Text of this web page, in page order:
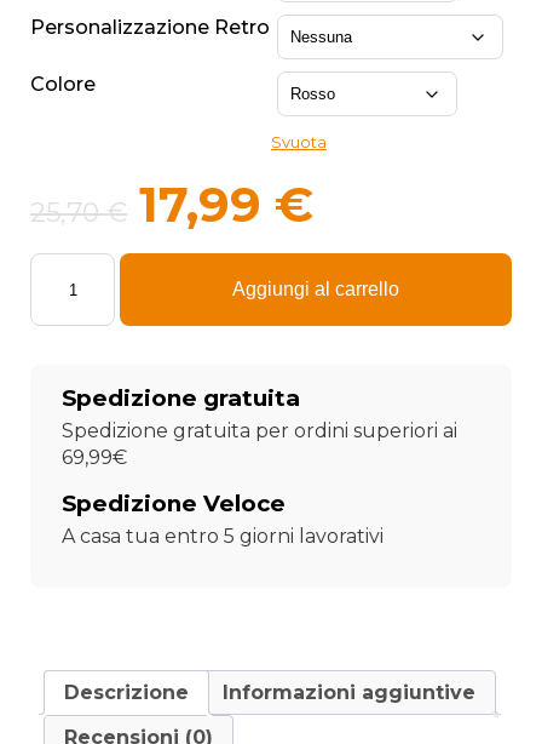
Personalizzazione Retro
Colore
Svuota
25,70€ Il
prezzo
originale
25,70 €.
17,99 €Il
prezzo
attuale
Cuscino
forma
personalizzato
4ever
Yours
quantità
Aggiungi al carrello
Spedizione gratuita
Spedizione gratuita per ordini superiori ai
69,99€
Spedizione Veloce
A casa tua entro 5 giorni lavorativi
Descrizione
Informazioni aggiuntive
Recensioni (0)